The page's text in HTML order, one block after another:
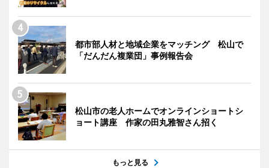
都市部人材と地域企業をマッチング 松山で
「だんだん複業団」事例報告会
松山市の老人ホームでオンラインショートシ
ョート講座 作家の田丸雅智さん招く
もっと見る